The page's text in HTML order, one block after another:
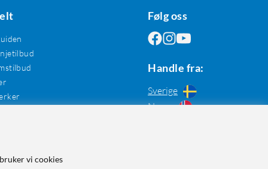
Følg oss
Handle fra:
Sverige
Norge
vi cookies